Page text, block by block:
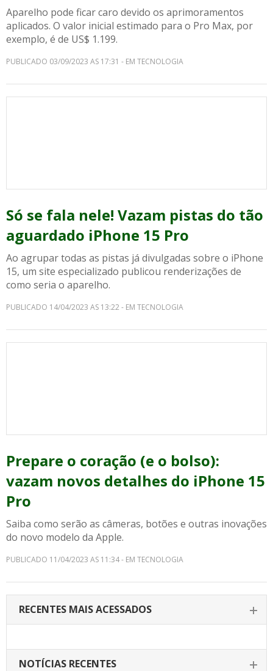
Aparelho pode ficar caro devido os aprimoramentos
aplicados. O valor inicial estimado para o Pro Max, por
exemplo, é de US$ 1.199.
PUBLICADO 03/09/2023 AS 17:31 - EM TECNOLOGIA
Só se fala nele! Vazam pistas do tão
aguardado iPhone 15 Pro
Ao agrupar todas as pistas já divulgadas sobre o iPhone
15, um site especializado publicou renderizações de
como seria o aparelho.
PUBLICADO 14/04/2023 AS 13:22 - EM TECNOLOGIA
Prepare o coração (e o bolso):
vazam novos detalhes do iPhone 15
Pro
Saiba como serão as câmeras, botões e outras inovações
do novo modelo da Apple.
PUBLICADO 11/04/2023 AS 11:34 - EM TECNOLOGIA
RECENTES MAIS ACESSADOS
NOTÍCIAS RECENTES